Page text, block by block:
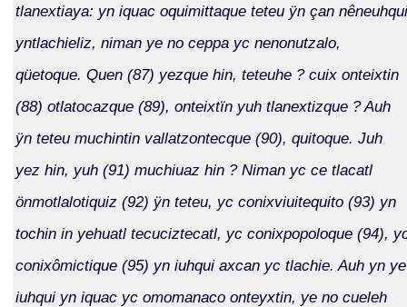
tlanextiaya: yn iquac oquimittaque teteu ÿn çan nêneuhqui
yntlachieliz, niman ye no ceppa yc nenonutzalo,
qüetoque. Quen (87) yezque hin, teteuhe ? cuix onteixtin
(88) otlatocazque (89), onteixtïn yuh tlanextizque ? Auh
ÿn teteu muchintin vallatzontecque (90), quitoque. Juh
yez hin, yuh (91) muchiuaz hin ? Niman yc ce tlacatl
önmotlalotiquiz (92) ÿn teteu, yc conixviuitequito (93) yn
tochin in yehuatl tecuciztecatl, yc conixpopoloque (94),
conixômictique (95) yn iuhqui axcan yc tlachie. Auh yn ye
iuhqui yn iquac yc omomanaco onteyxtin, ye no cueleh